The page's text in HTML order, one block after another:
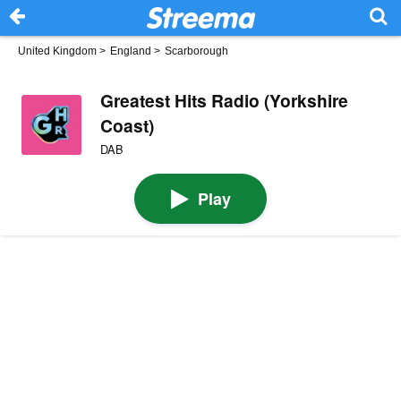
United Kingdom > England > Scarborough
Greatest Hits Radio (Yorkshire
Coast)
DAB
Play